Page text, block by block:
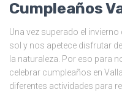
Cumpleaños
Una vez superado el
sol y nos apetece disfrutar
la naturaleza. Por eso para
celebrar cumpleaños en
diferentes actividades para